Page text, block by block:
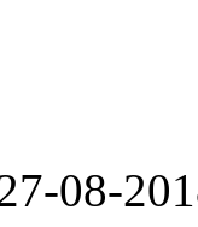
08-